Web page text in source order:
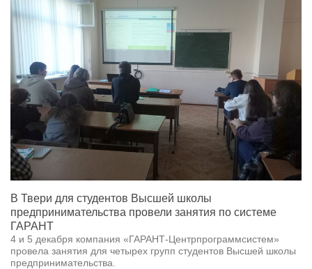
В Твери для студентов Высшей школы
предпринимательства провели занятия по системе
ГАРАНТ
4 и 5 декабря компания «ГАРАНТ-Центрпрограммсистем»
провела занятия для четырех групп студентов Высшей школы
предпринимательства.